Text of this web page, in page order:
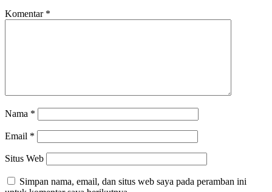
Komentar *
Nama *
Email *
Situs Web
Simpan nama, email, dan situs web saya pada peramban ini